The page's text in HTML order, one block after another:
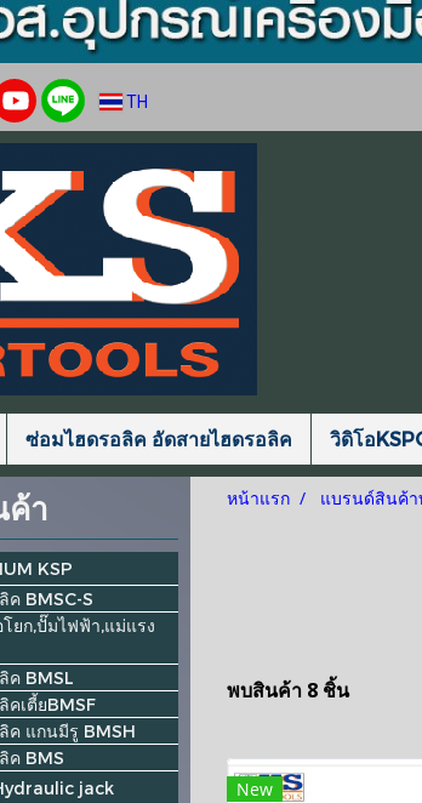
TH
ซ่อมไฮดรอลิค อัดสายไฮดรอลิค วิดิโอ
หน้าแรก แบรนด์สินค้า
พบสินค้า 8 ชิ้น
New
ค้า
KSP
ค BMSC-S
ยก,ปั๊มไฟฟ้า,แม่แรง
ค BMSL
คเตี้ยBMSF
ค แกนมีรู BMSH
ค BMS
jack